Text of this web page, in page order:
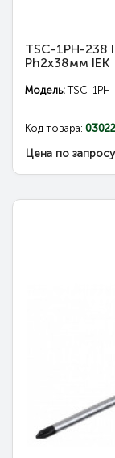
TSC-1PH-238
Ph2х38мм IEK
Модель:TSC-
Код товара: 03022
Цена по запросу